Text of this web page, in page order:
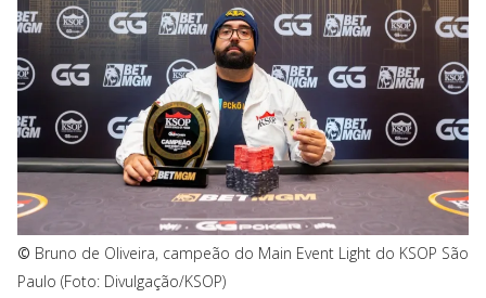
© Bruno de Oliveira, campeão do Main Event Light do KSOP São
Paulo (Foto: Divulgação/KSOP)